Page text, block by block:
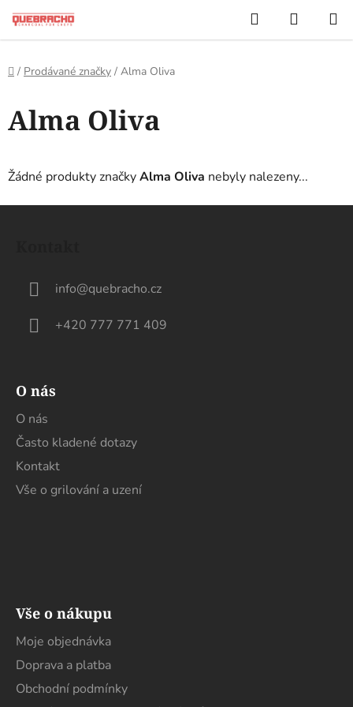
obsah
Hledat
KOŠÍK
Domů
/ Prodávané značky / Alma Oliva
Alma Oliva
Žádné produkty značkyAlma Oliva nebyly nalezeny...
Z
info@quebracho.cz
+420 777 771 409
O nás
O nás
Často kladené dotazy
Kontakt
Vše o grilování a uzení
Vše o nákupu
Moje objednávka
Doprava a platba
Obchodní podmínky